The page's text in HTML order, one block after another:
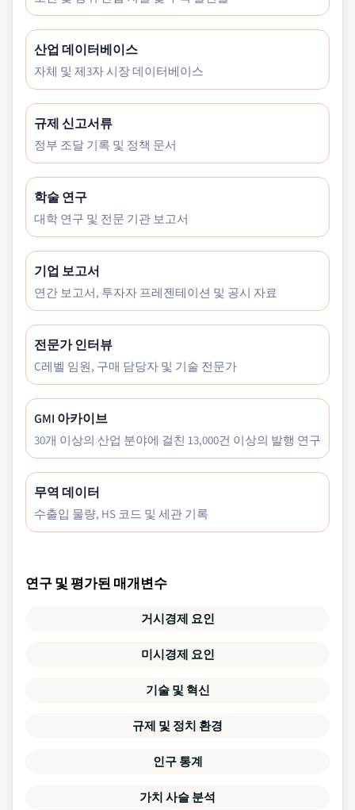
산업 데이터베이스
자체 및 제3자 시장 데이터베이스
규제 신고서류
정부 조달 기록 및 정책 문서
학술 연구
대학 연구 및 전문 기관 보고서
기업 보고서
연간 보고서, 투자자 프레젠테이션 및 공시 자료
전문가 인터뷰
C레벨 임원, 구매 담당자 및 기술 전문가
GMI 아카이브
30개 이상의 산업 분야에 걸친 13,000건 이상의 발행 연구
무역 데이터
수출입 물량, HS 코드 및 세관 기록
연구 및 평가된 매개변수
거시경제 요인
미시경제 요인
기술 및 혁신
규제 및 정치 환경
인구 통계
가치 사슬 분석